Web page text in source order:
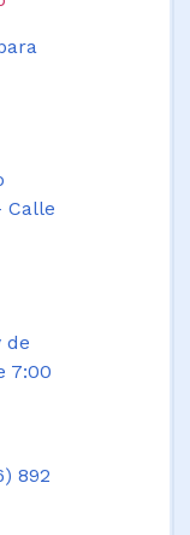
Calle
de
7:00
892